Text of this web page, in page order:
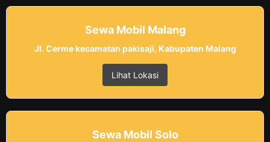
Sewa Mobil Malang
Jl. Cerme kecamatan pakisaji, Kabupaten Malang
Lihat Lokasi
Sewa Mobil Solo